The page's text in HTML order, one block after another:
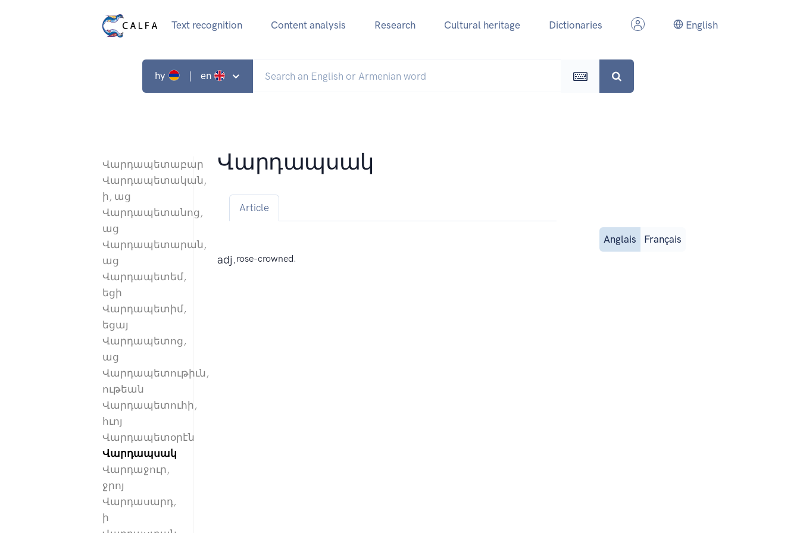
Text recognition Content analysis Research Cultural heritage Dictionaries English
hy | en
Վարդապետաբար
Վարդապետական,
ի, աց
Վարդապետանոց,
աց
Վարդապետարան,
աց
Վարդապետեմ,
եցի
Վարդապետիմ,
եցայ
Վարդապետոց,
աց
Վարդապետութիւն,
ութեան
Վարդապետուհի,
հւոյ
Վարդապետօրէն
Վարդապսակ
Վարդաջուր,
ջրոյ
Վարդասարդ,
ի
Վարդապսակ
Article
Anglais Français
adj.rose-crowned.